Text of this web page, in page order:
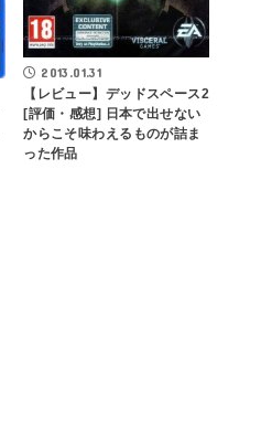
2013.01.31
【レビュー】デッドスペース2
[評価・感想] 日本で出せない
からこそ味わえるものが詰ま
った作品